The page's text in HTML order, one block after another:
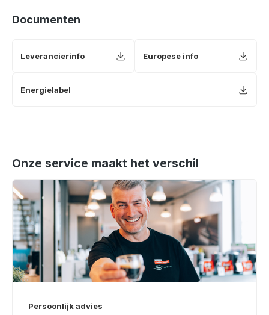
Documenten
Leverancierinfo Europese info
Energielabel
Onze service maakt het verschil
Persoonlijk advies